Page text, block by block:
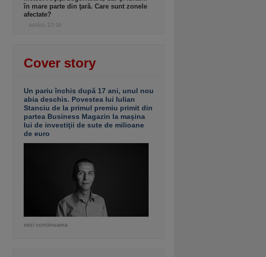
în mare parte din ţară. Care sunt zonele
afectate?
astăzi, 17:16
Cover story
Un pariu închis după 17 ani, unul nou
abia deschis. Povestea lui Iulian
Stanciu de la primul premiu primit din
partea Business Magazin la maşina
lui de investiţii de sute de milioane
de euro
vezi continuarea